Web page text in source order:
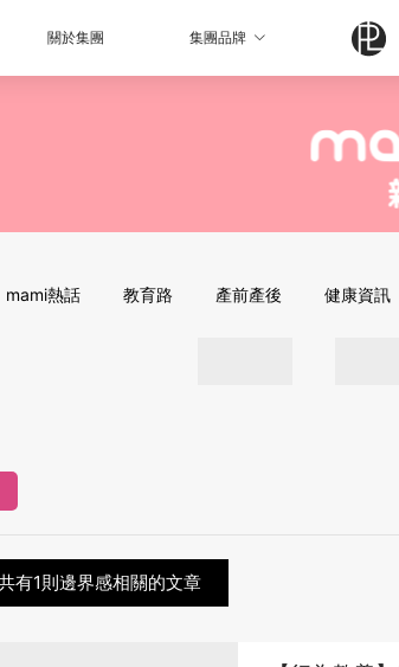
關於集團 集團品牌
mami熱話 教育路 產前產後 健康資訊
有1則邊界感相關的文章